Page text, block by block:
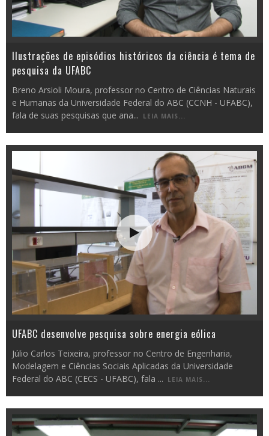
Ilustrações de episódios históricos da ciência é tema de
pesquisa da UFABC
Breno Arsioli Moura, professor no Centro de Ciências Naturais
e Humanas da Universidade Federal do ABC (CCNH - UFABC),
fala de suas pesquisas que ana... LEIA MAIS...
UFABC desenvolve pesquisa sobre energia eólica
Júlio Carlos Teixeira, professor no Centro de Engenharia,
Modelagem e Ciências Sociais Aplicadas da Universidade
Federal do ABC (CECS - UFABC), fala ... LEIA MAIS...